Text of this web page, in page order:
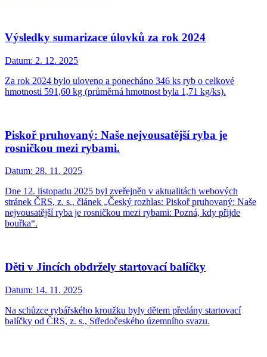
Výsledky sumarizace úlovků za rok 2024
Datum: 2. 12. 2025
Za rok 2024 bylo uloveno a ponecháno 346 ks ryb o celkové
hmotnosti 591,60 kg (průměrná hmotnost byla 1,71 kg/ks).
Piskoř pruhovaný: Naše nejvousatější ryba je
rosničkou mezi rybami.
Datum: 28. 11. 2025
Dne 12. listopadu 2025 byl zveřejněn v aktualitách webových
stránek ČRS, z. s., článek „Český rozhlas: Piskoř pruhovaný: Naše
nejvousatější ryba je rosničkou mezi rybami: Pozná, kdy přijde
bouřka“.
Děti v Jincích obdržely startovací balíčky
Datum: 14. 11. 2025
Na schůzce rybářského kroužku byly dětem předány startovací
balíčky od ČRS, z. s., Středočeského územního svazu.